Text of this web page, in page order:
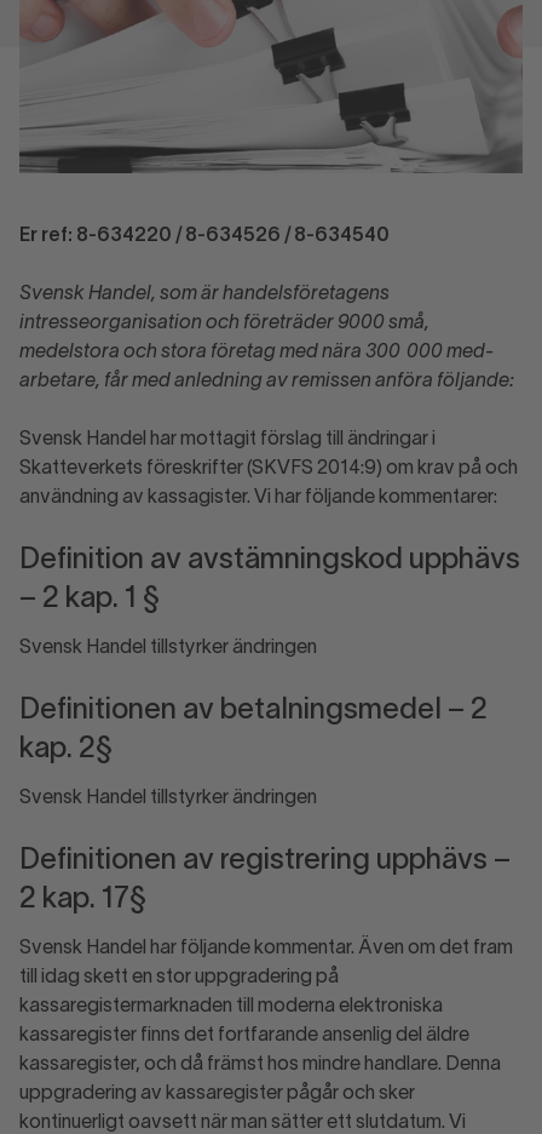
Er ref: 8-634220 / 8-634526 / 8-634540
Svensk Handel, som är handelsföretagens
intresseorganisation och före­träder 9000 små,
medelstora och stora företag med nära 300 000 med­
arbetare, får med anledning av remissen anföra följande:
Svensk Handel har mottagit förslag till ändringar i
Skatteverkets föreskrifter (SKVFS 2014:9) om krav på och
användning av kassagister. Vi har följande kommentarer:
Definition av avstämningskod upphävs
– 2 kap. 1 §
Svensk Handel tillstyrker ändringen
Definitionen av betalningsmedel – 2
kap. 2§
Svensk Handel tillstyrker ändringen
Definitionen av registrering upphävs –
2 kap. 17§
Svensk Handel har följande kommentar. Även om det fram
till idag skett en stor uppgradering på
kassaregistermarknaden till moderna elektroniska
kassaregister finns det fortfarande ansenlig del äldre
kassaregister, och då främst hos mindre handlare. Denna
uppgradering av kassaregister pågår och sker
kontinuerligt oavsett när man sätter ett slutdatum. Vi